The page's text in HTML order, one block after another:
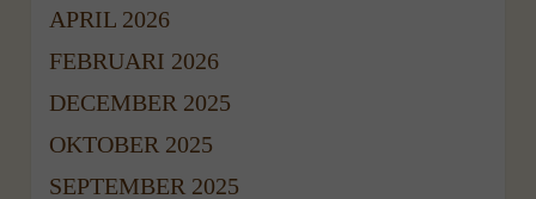
APRIL 2026
FEBRUARI 2026
DECEMBER 2025
OKTOBER 2025
SEPTEMBER 2025